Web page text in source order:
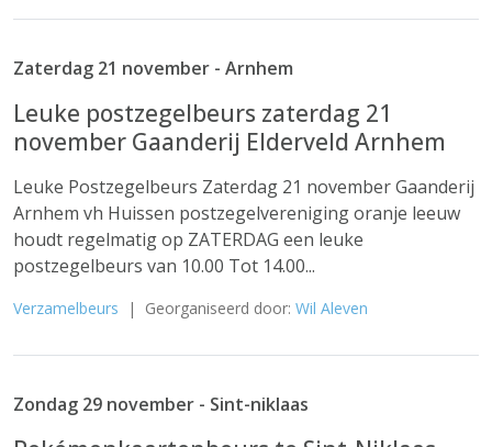
Zaterdag 21 november - Arnhem
Leuke postzegelbeurs zaterdag 21
november Gaanderij Elderveld Arnhem
Leuke Postzegelbeurs Zaterdag 21 november Gaanderij
Arnhem vh Huissen postzegelvereniging oranje leeuw
houdt regelmatig op ZATERDAG een leuke
postzegelbeurs van 10.00 Tot 14.00...
Verzamelbeurs | Georganiseerd door: Wil Aleven
Zondag 29 november - Sint-niklaas